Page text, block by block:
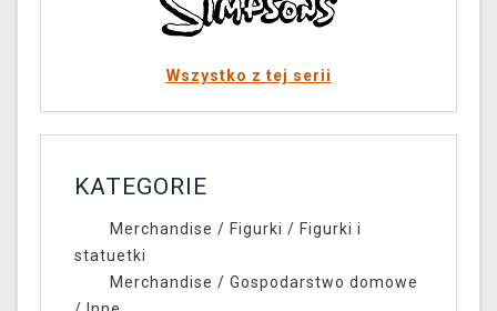
Wszystko z tej serii
KATEGORIE
Merchandise / Figurki / Figurki i
statuetki
Merchandise / Gospodarstwo domowe